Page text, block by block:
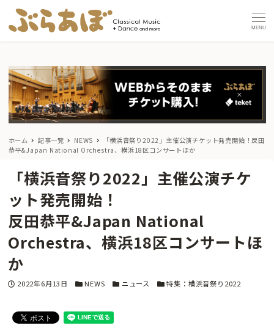
MENU
ホーム 記事一覧 NEWS 「横浜音祭り2022」主催公演チケット発売開始！ 反田
恭平&Japan National Orchestra、横浜18区コンサートほか
「横浜音祭り2022」主催公演チケ
ット発売開始！
反田恭平&Japan National
Orchestra、横浜18区コンサートほ
か
投稿日
2022年6月13日 カテゴリー
NEWS カテゴリー
ニュース カテゴリー
特集：横浜音祭り2022